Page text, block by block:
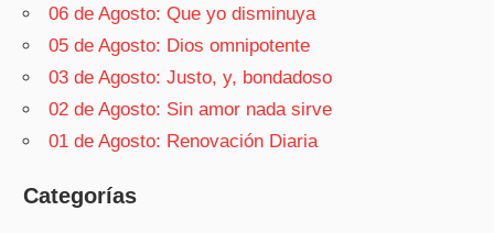
06 de Agosto: Que yo disminuya
05 de Agosto: Dios omnipotente
03 de Agosto: Justo, y, bondadoso
02 de Agosto: Sin amor nada sirve
01 de Agosto: Renovación Diaria
Categorías